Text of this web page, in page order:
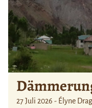
27 Juli 2026 - Élyne